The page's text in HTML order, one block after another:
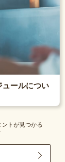
ュールについ
ントが見つかる